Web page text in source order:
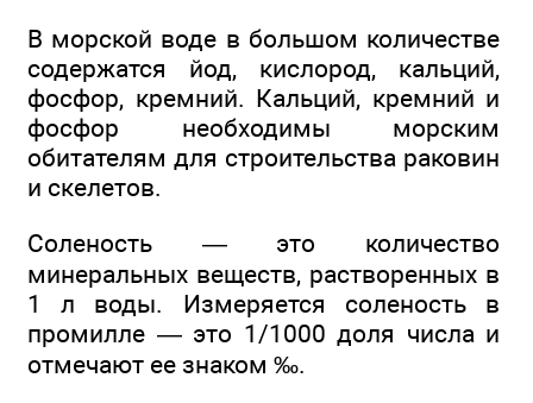
В морской воде в большом количестве
содержатся йод, кислород, кальций,
фосфор, кремний. Кальций, кремний и
фосфор необходимы морским
обитателям для строительства раковин
и скелетов.
Соленость — это количество
минеральных веществ, растворенных в
1 л воды. Измеряется соленость в
промилле — это 1/1000 доля числа и
отмечают ее знаком ‰.